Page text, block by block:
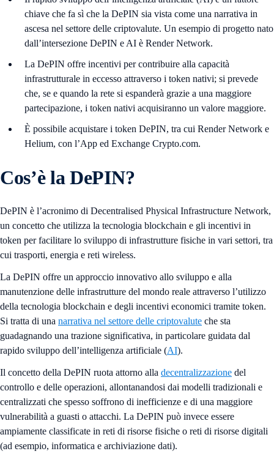
chiave che fa sì che la DePIN sia vista come una narrativa in
ascesa nel settore delle criptovalute. Un esempio di progetto nato
dall’intersezione DePIN e AI è Render Network.
La DePIN offre incentivi per contribuire alla capacità
infrastrutturale in eccesso attraverso i token nativi; si prevede
che, se e quando la rete si espanderà grazie a una maggiore
partecipazione, i token nativi acquisiranno un valore maggiore.
È possibile acquistare i token DePIN, tra cui Render Network e
Helium, con l’App ed Exchange Crypto.com.
Cos’è la DePIN?
DePIN è l’acronimo di Decentralised Physical Infrastructure Network,
un concetto che utilizza la tecnologia blockchain e gli incentivi in
token per facilitare lo sviluppo di infrastrutture fisiche in vari settori, tra
cui trasporti, energia e reti wireless.
La DePIN offre un approccio innovativo allo sviluppo e alla
manutenzione delle infrastrutture del mondo reale attraverso l’utilizzo
della tecnologia blockchain e degli incentivi economici tramite token.
Si tratta di una narrativa nel settore delle criptovalute che sta
guadagnando una trazione significativa, in particolare guidata dal
rapido sviluppo dell’intelligenza artificiale (AI).
Il concetto della DePIN ruota attorno alla decentralizzazione del
controllo e delle operazioni, allontanandosi dai modelli tradizionali e
centralizzati che spesso soffrono di inefficienze e di una maggiore
vulnerabilità a guasti o attacchi. La DePIN può invece essere
ampiamente classificate in reti di risorse fisiche o reti di risorse digitali
(ad esempio, informatica e archiviazione dati).